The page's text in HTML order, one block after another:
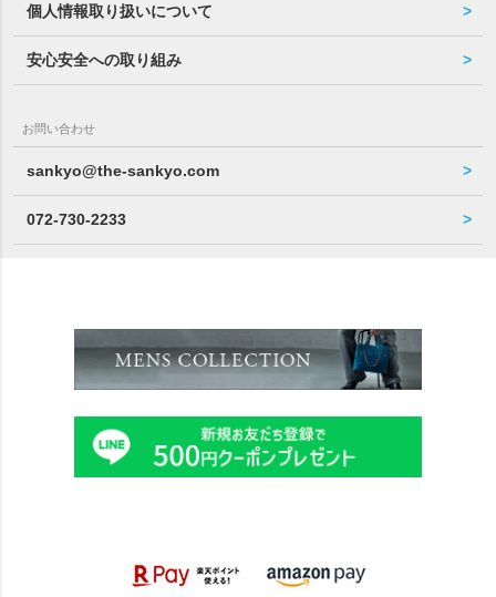
個人情報取り扱いについて
安心安全への取り組み
お問い合わせ
sankyo@the-sankyo.com
072-730-2233